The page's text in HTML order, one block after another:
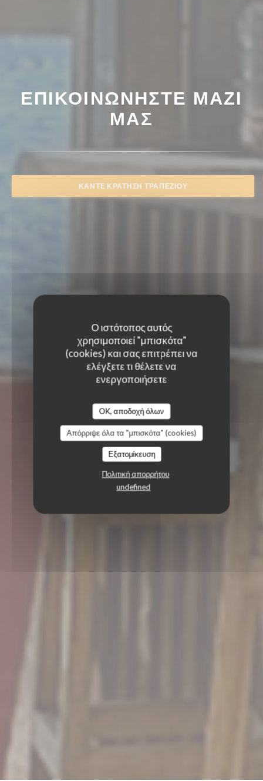
Ο ιστότοπος αυτός
χρησιμοποιεί "μπισκότα"
(cookies) και σας επιτρέπει να
ελέγξετε τι θέλετε να
ενεργοποιήσετε
OK, αποδοχή όλων
Απόρριψε όλα τα "μπισκότα" (cookies)
Εξατομίκευση
Πολιτική απορρήτου
undefined
ΕΠΙΚΟΙΝΩΝΉΣΤΕ ΜΑΖΊ
ΜΑΣ
ΚΆΝΤΕ ΚΡΆΤΗΣΗ ΤΡΑΠΕΖΙΟΎ